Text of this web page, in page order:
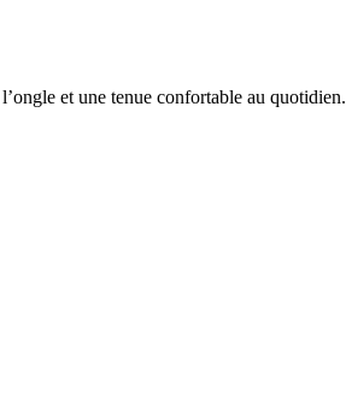
et une tenue confortable au quotidien.